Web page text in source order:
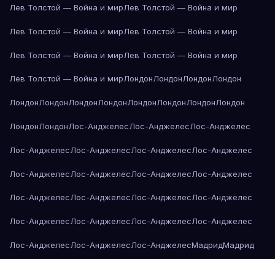
Лев Толстой — Война и мирЛев Толстой — Война и мир
Лев Толстой — Война и мирЛев Толстой — Война и мир
Лев Толстой — Война и мирЛев Толстой — Война и мир
Лев Толстой — Война и мирЛондонЛондонЛондонЛондон
ЛондонЛондонЛондонЛондонЛондонЛондонЛондонЛондон
ЛондонЛондонЛос-АнджелесЛос-АнджелесЛос-Анджелес
Лос-АнджелесЛос-АнджелесЛос-АнджелесЛос-Анджелес
Лос-АнджелесЛос-АнджелесЛос-АнджелесЛос-Анджелес
Лос-АнджелесЛос-АнджелесЛос-АнджелесЛос-Анджелес
Лос-АнджелесЛос-АнджелесЛос-АнджелесЛос-Анджелес
Лос-АнджелесЛос-АнджелесЛос-АнджелесМадридМадрид